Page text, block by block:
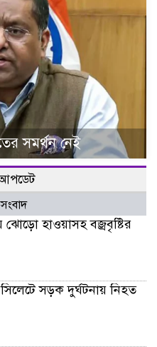
সমর্থন নেই
হাওয়াসহ বজ্রবৃষ্টির
সড়ক দুর্ঘটনায় নিহত